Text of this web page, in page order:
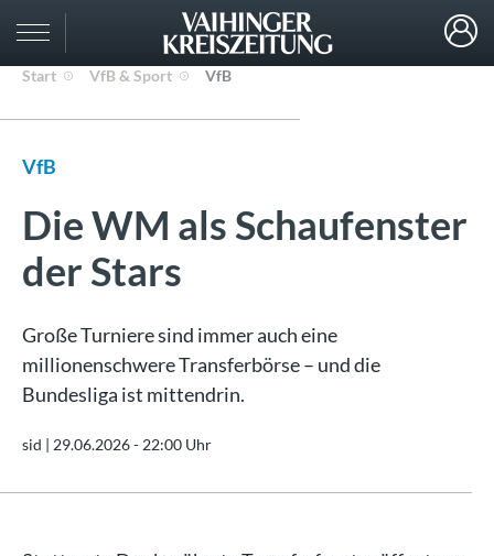
Start VfB & Sport VfB
VfB
Die WM als Schaufenster
der Stars
Große Turniere sind immer auch eine
millionenschwere Transferbörse – und die
Bundesliga ist mittendrin.
sid | 29.06.2026 - 22:00 Uhr